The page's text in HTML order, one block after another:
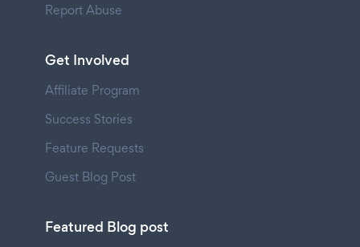
Report Abuse
Get Involved
Affiliate Program
Success Stories
Feature Requests
Guest Blog Post
Featured Blog post